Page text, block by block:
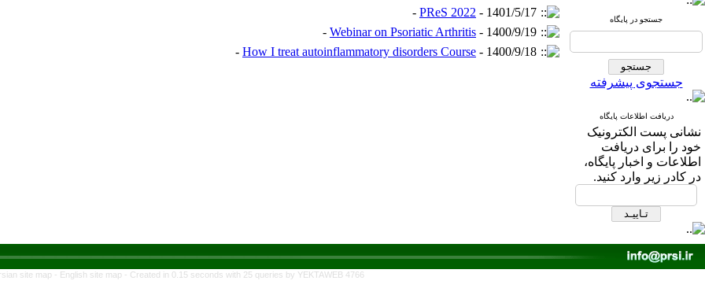
جستجو در پایگاه
جستجوی پیشرفته
دریافت اطلاعات پایگاه
نشانی پست الکترونیک
خود را برای دریافت
اطلاعات و اخبار پایگاه،
در کادر زیر وارد کنید.
PReS 2022 - 1401/5/17 -
Webinar on Psoriatic Arthritis - 1400/9/19 -
How I treat autoinflammatory disorders Course - 1400/9/18 -
site map - English site map - Created in 0.15 seconds with 25 queries by YEKTAWEB 4766